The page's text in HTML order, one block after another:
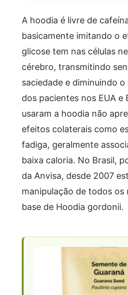
A hoodia é livre de
basicamente imitando o
glicose tem nas células
cérebro, transmitindo
saciedade e diminuindo
dos pacientes nos EUA e
usaram a hoodia não
efeitos colaterais como
fadiga, geralmente
baixa caloria. No Brasil,
da Anvisa, desde 2007
manipulação de todos os
base de Hoodia gordonii.